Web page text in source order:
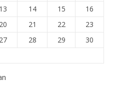
13 14 15
16
20 21 22
23
27 28 29
30